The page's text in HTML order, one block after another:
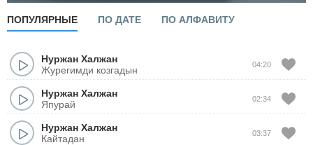
ПОПУЛЯРНЫЕ ПО ДАТЕ ПО АЛФАВИТУ
Нуржан Халжан
Журегимди козгадын
04:20
Нуржан Халжан
Япурай
02:34
Нуржан Халжан
Кайтадан
03:37